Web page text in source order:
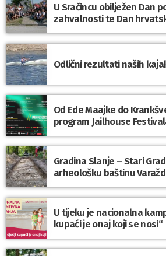
U Sračincu obilježen Dan
zahvalnosti te Dan
Odlični rezultati naših
Od Ede Maajke do
program Jailhouse
Gradina Slanje – Stari
arheološku baštinu
U tijeku je nacionalna
kupaći je onaj koji se nosi“